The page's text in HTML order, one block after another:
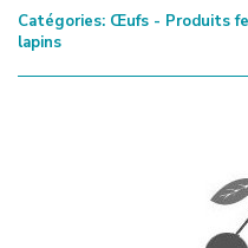
Catégories: Œufs - Produits
lapins